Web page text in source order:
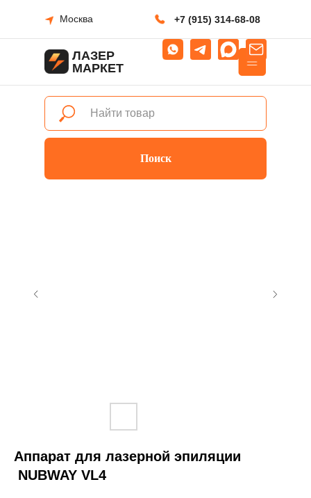
Поиск
ЛАЗЕР
МАРКЕТ
Москва +7 (915) 314-68-08
Аппарат для лазерной эпиляции
NUBWAY VL4